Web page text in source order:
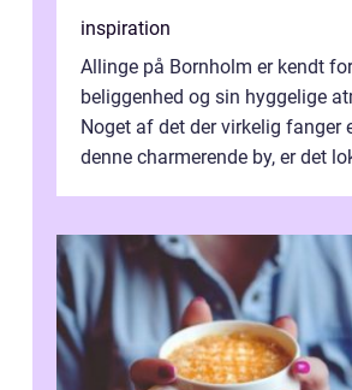
inspiration
Allinge på Bornholm er kendt
beliggenhed og sin hyggelige
Noget af det der virkelig fanger
denne charmerende by, er det